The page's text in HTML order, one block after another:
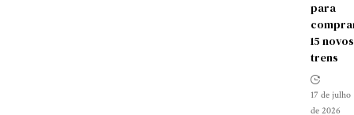
para
15 novos
trens
17 de julho
de 2026